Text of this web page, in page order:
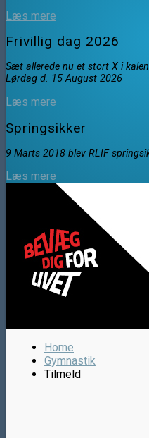
Læs mere
Frivillig dag 2026
Sæt allerede nu et stort X i
Lørdag d. 15 August 2026
Læs mere
Springsikker
9 Marts 2018 blev RLIF
Læs mere
Home
Gymnastik
Tilmeld